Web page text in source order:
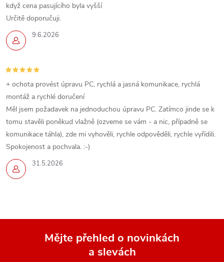
9.6.2026
když cena pasujícího byla vyšší
Určitě doporučuji.
31.5.2026
+ ochota provést úpravu PC, rychlá a jasná komunikace, rychlá
montáž a rychlé doručení
Měl jsem požadavek na jednoduchou úpravu PC. Zatímco jinde se k
tomu stavěli poněkud vlažně (ozveme se vám - a nic, případně se
komunikace táhla), zde mi vyhověli, rychle odpověděli, rychle vyřídili.
Spokojenost a pochvala. :-)
Mějte přehled o novinkách
a slevách